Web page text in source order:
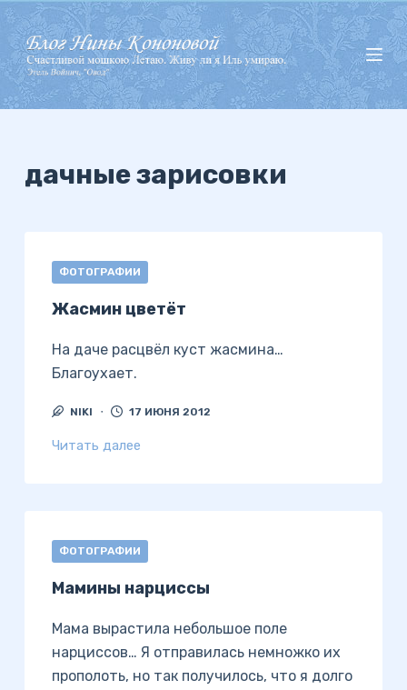
П
е
р
е
й
дачные зарисовки
ФОТОГРАФИИ
Жасмин цветёт
На даче расцвёл куст жасмина…
Благоухает.
NIKI 17 ИЮНЯ 2012
Читать далее
ФОТОГРАФИИ
Мамины нарциссы
Мама вырастила небольшое поле
нарциссов… Я отправилась немножко их
прополоть, но так получилось, что я долго